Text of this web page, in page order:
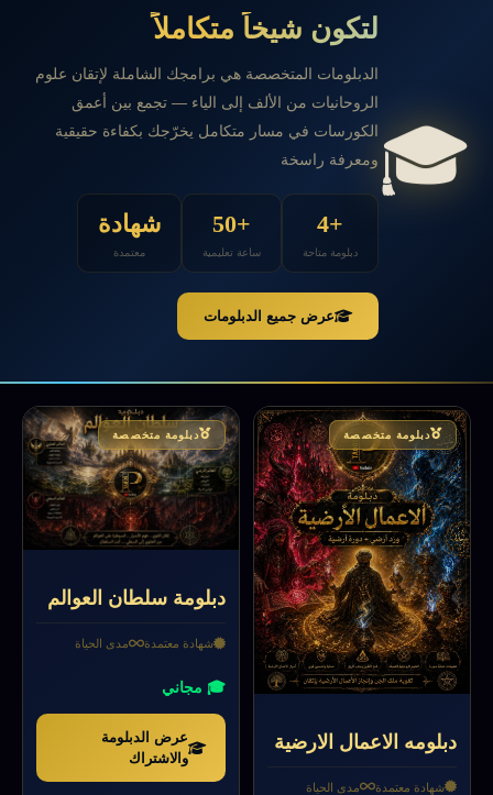
🎓
لتكون شيخاً متكاملاً
الدبلومات المتخصصة هي برامجك الشاملة لإتقان علوم
الروحانيات من الألف إلى الياء — تجمع بين أعمق
الكورسات في مسار متكامل يخرّجك بكفاءة حقيقية
ومعرفة راسخة
+4
دبلومة متاحة
+50
ساعة تعليمية
شهادة
معتمدة
عرض جميع الدبلومات
دبلومة متخصصة
دبلومه الاعمال الارضية
شهادة معتمدة مدى الحياة
دبلومة متخصصة
دبلومة سلطان العوالم
شهادة معتمدة مدى الحياة
🎓 مجاني
عرض الدبلومة
والاشتراك